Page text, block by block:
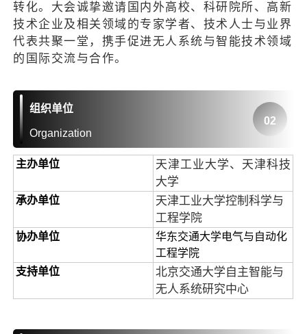
转化。大会诚挚邀请国内外高校、科研院所、高新
技术企业及相关领域的专家学者、技术人士与业界
代表共聚一堂，携手促进无人系统与智能技术领域
的国际交流与合作。
组织单位
Organization
02
主办单位
天津工业大学、天津科技
大学
承办单位
天津工业大学控制科学与
工程学院
协办单位
华东交通大学电气与自动化
工程学院
支持单位
北京交通大学自主智能与
无人系统研究中心